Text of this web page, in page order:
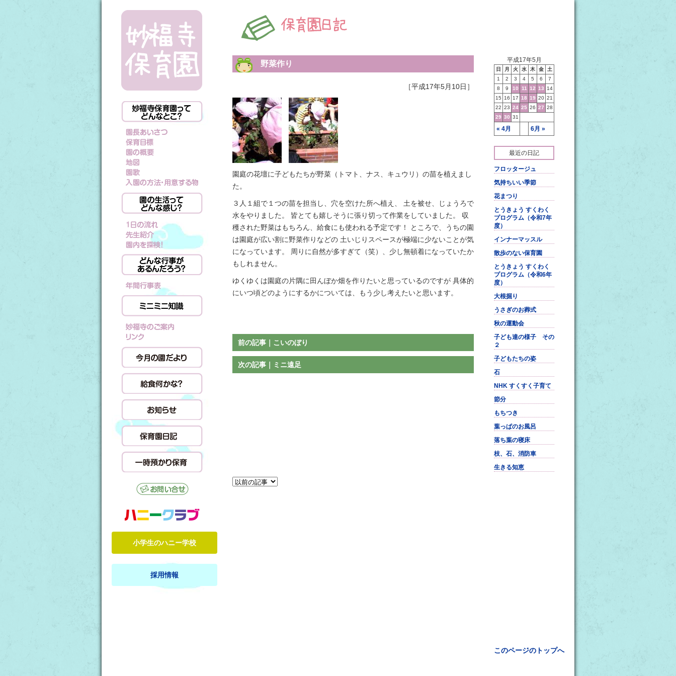
小学生のハニー学校
採用情報
野菜作り
［平成17年5月10日］
園庭の花壇に子どもたちが野菜（トマト、ナス、キュウリ）の苗を植えまし
た。
３人１組で１つの苗を担当し、穴を空けた所へ植え、 土を被せ、じょうろで
水をやりました。 皆とても嬉しそうに張り切って作業をしていました。 収
穫された野菜はもちろん、給食にも使われる予定です！ ところで、うちの園
は園庭が広い割に野菜作りなどの 土いじりスペースが極端に少ないことが気
になっています。 周りに自然が多すぎて（笑）、少し無頓着になっていたか
もしれません。
ゆくゆくは園庭の片隅に田んぼか畑を作りたいと思っているのですが 具体的
にいつ頃どのようにするかについては、もう少し考えたいと思います。
前の記事｜こいのぼり
次の記事｜ミニ遠足
平成17年5月
日 月 火 水 木 金 土
« 4月 6月 »
1 2 3 4 5 6
7
8
9 10 11 12 13
14
15
16 17 18 19 20 21
22 23 24 25 26 27 28
29 30 31
最近の日記
フロッタージュ
気持ちいい季節
花まつり
とうきょう すくわく
プログラム（令和7年
度）
インナーマッスル
散歩のない保育園
とうきょう すくわく
プログラム（令和6年
度）
大根掘り
うさぎのお葬式
秋の運動会
子ども達の様子 その
２
子どもたちの姿
石
NHK すくすく子育て
節分
もちつき
葉っぱのお風呂
落ち葉の寝床
枝、石、消防車
生きる知恵
このページのトップへ